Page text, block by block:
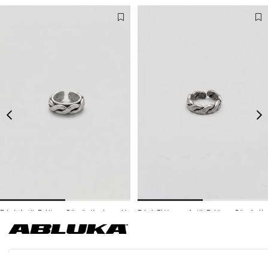
Erkek Antik Eskitme Gümüş Kaplama Viking Tarzı Bakır Yüzük
249,90 TL
İNDİRİM
İNDİRİM